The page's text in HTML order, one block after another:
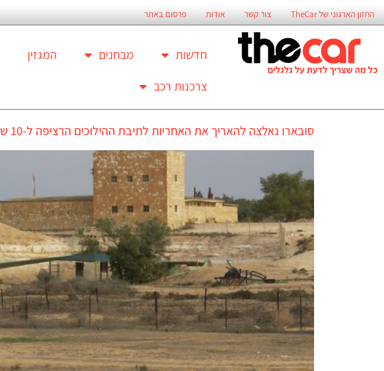
החזון הארגוני של TheCar צור קשר אודות פרסום באתר
חדשות מבחנים המגזין
צרכנות רכב
סובארו נאלצה להאריך את האחריות לתיבת ההילוכים הרציפה ל-10 שנים